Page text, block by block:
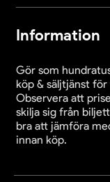
Information
Gör som
köp & säljtjänst
Observera att
skilja sig från
bra att jämföra
innan köp.